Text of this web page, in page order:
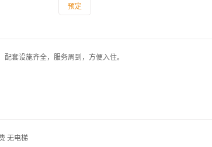
预定
套设施齐全，服务周到，方便入住。
无电梯